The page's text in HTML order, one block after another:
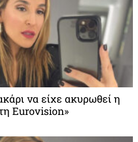
να είχε ακυρωθεί η
Eurovision»